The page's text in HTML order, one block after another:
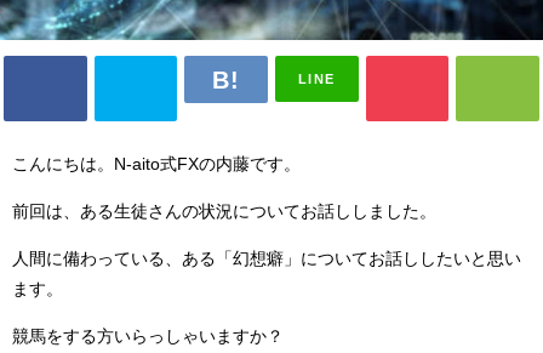
LINE
こんにちは。N-aito式FXの内藤です。
前回は、ある生徒さんの状況についてお話ししました。
人間に備わっている、ある「幻想癖」についてお話ししたいと思い
ます。
競馬をする方いらっしゃいますか？